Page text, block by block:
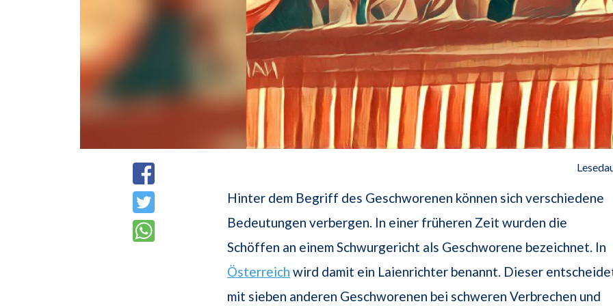
Hinter dem Begriff des Geschworenen können sich verschiedene
Bedeutungen verbergen. In einer früheren Zeit wurden die
Schöffen an einem Schwurgericht als Geschworene bezeichnet. In
Österreich wird damit ein Laienrichter benannt. Dieser
mit sieben anderen Geschworenen bei schweren Verbrechen und